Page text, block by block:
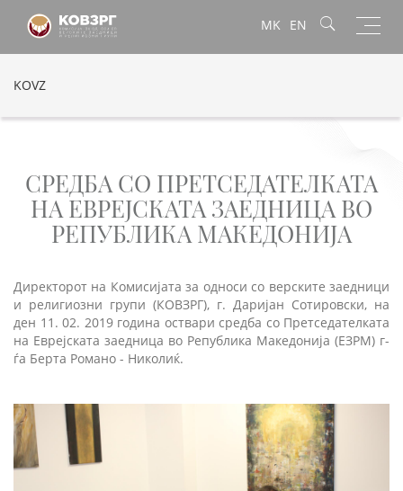
MK EN
KOVZ
СРЕДБА СО ПРЕТСЕДАТЕЛКАТА
НА ЕВРЕЈСКАТА ЗАЕДНИЦА ВО
РЕПУБЛИКА МАКЕДОНИЈА
Директорот на Комисијата за односи со верските заедници
и религиозни групи (КОВЗРГ), г. Даријан Сотировски, на
ден 11. 02. 2019 година оствари средба со Претседателката
на Еврејската заедница во Република Македонија (ЕЗРМ) г-
ѓа Берта Романо - Николиќ.